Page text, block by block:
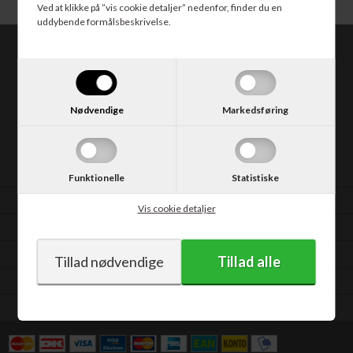
Ved at klikke på ”vis cookie detaljer” nedenfor, finder du en
uddybende formålsbeskrivelse.
Nødvendige Markedsføring
Funktionelle Statistiske
Vis cookie detaljer
vælge en gulvventilator. Hvis pladsen er
trang, er løsningen måske en
tårnventilator.
CABI.dk
Kongevejen 373
Tlf. 30 50 62 10
CVR: DK14052542
Fortrydelsesformular
Kontakt